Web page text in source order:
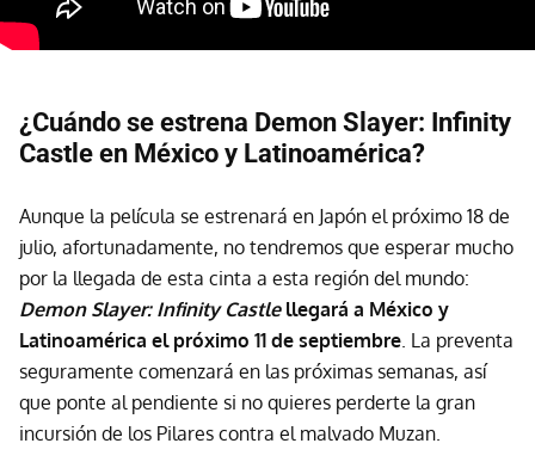
¿Cuándo se estrena Demon Slayer: Infinity
Castle en México y Latinoamérica?
Aunque la película se estrenará en Japón el próximo 18 de
julio, afortunadamente, no tendremos que esperar mucho
por la llegada de esta cinta a esta región del mundo:
Demon Slayer: Infinity Castlellegará a México y
Latinoamérica el próximo 11 de septiembre. La preventa
seguramente comenzará en las próximas semanas, así
que ponte al pendiente si no quieres perderte la gran
incursión de los Pilares contra el malvado Muzan.